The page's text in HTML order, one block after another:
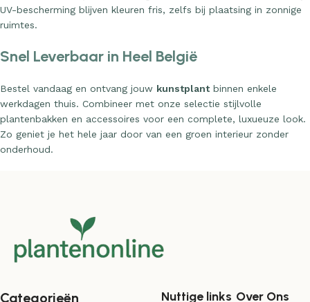
ficus, onzekunstplantenbrengen direct sfeer en klasse. Dankzij
UV-bescherming blijven kleuren fris, zelfs bij plaatsing in zonnige
Snel Leverbaar in Heel België
Bestel vandaag en ontvang jouw kunstplantbinnen enkele
werkdagen thuis. Combineer met onze selectie stijlvolle
plantenbakken en accessoires voor een complete, luxueuze look.
Zo geniet je het hele jaar door van een groen interieur zonder